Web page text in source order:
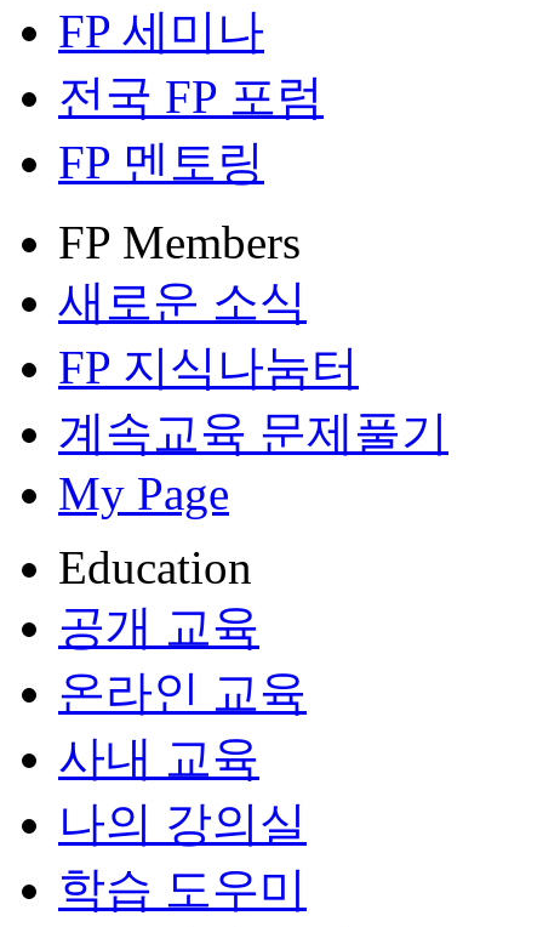
FP 세미나
전국 FP 포럼
FP 멘토링
FP Members
새로운 소식
FP 지식나눔터
계속교육 문제풀기
My Page
Education
공개 교육
온라인 교육
사내 교육
나의 강의실
학습 도우미